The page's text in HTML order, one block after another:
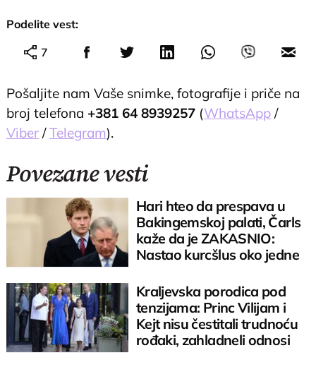
Podelite vest:
7
Pošaljite nam Vaše snimke, fotografije i priče na
broj telefona +381 64 8939257 (WhatsApp /
Viber /Telegram).
Povezane vesti
Hari hteo da prespava u
Bakingemskoj palati, Čarls
kaže da je ZAKASNIO:
Nastao kurcšlus oko jedne
Kraljevska porodica pod
tenzijama: Princ Vilijam i
Kejt nisu čestitali trudnoću
rođaki, zahladneli odnosi